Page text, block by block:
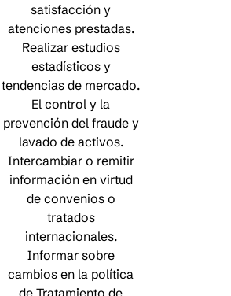
satisfacción y
atenciones prestadas.
Realizar estudios
estadísticos y
tendencias de mercado.
El control y la
prevención del fraude y
lavado de activos.
Intercambiar o remitir
información en virtud
de convenios o
tratados
internacionales.
Informar sobre
cambios en la política